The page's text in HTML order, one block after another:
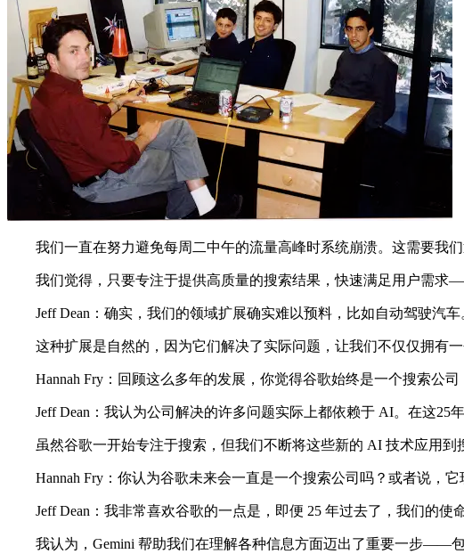
我们一直在努力避免每周二中午的流量高峰时系统崩溃。这需要我们
我们觉得，只要专注于提供高质量的搜索结果，快速满足用户需求
Jeff Dean：确实，我们的领域扩展确实难以预料，比如自动驾驶汽车
这种扩展是自然的，因为它们解决了实际问题，让我们不仅仅拥有一
Hannah Fry：回顾这么多年的发展，你觉得谷歌始终是一个搜索公司
Jeff Dean：我认为公司解决的许多问题实际上都依赖于 AI。在这25
虽然谷歌一开始专注于搜索，但我们不断将这些新的 AI 技术应用到
Hannah Fry：你认为谷歌未来会一直是一个搜索公司吗？或者说，它
Jeff Dean：我非常喜欢谷歌的一点是，即便 25 年过去了，我们的使
我认为，Gemini 帮助我们在理解各种信息方面迈出了重要一步——包